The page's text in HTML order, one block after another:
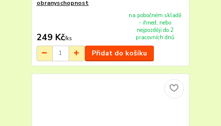
obranyschopnost
249 Kč/ks
na pobočném skladě
- ihned, nebo
nejpozději do 2
pracovních dnů
Přidat do košíku